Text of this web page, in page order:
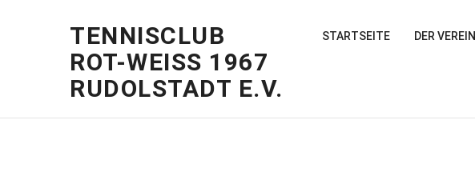
TENNISCLUB
ROT-WEISS 1967
RUDOLSTADT E.V.
STARTSEITE DER VEREIN